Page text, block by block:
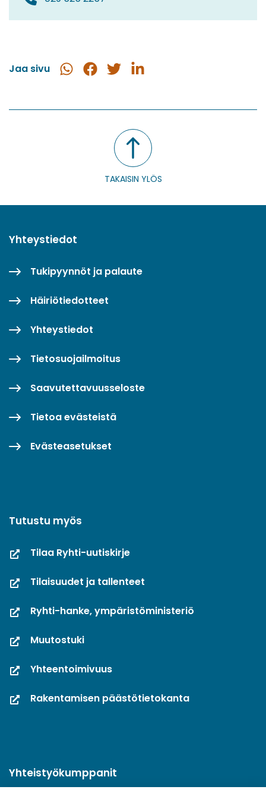
Jaa sivu
Jaa
Jaa
Jaa
Jaa
TAKAISIN YLÖS
Yhteystiedot
Tukipyynnöt ja palaute
Häiriötiedotteet
Yhteystiedot
Tietosuojailmoitus
Saavutettavuusseloste
Tietoa evästeistä
Evästeasetukset
Tutustu myös
Tilaa Ryhti-uutiskirje
Tilaisuudet ja tallenteet
Ryhti-hanke, ympäristöministeriö
Muutostuki
Yhteentoimivuus
Rakentamisen päästötietokanta
Yhteistyökumppanit